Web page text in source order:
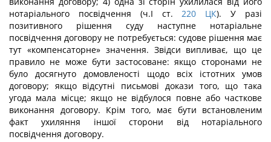
нотаріального посвідчення (ч.І ст. 220 ЦК). У разі
позитивного рішення суду наступне нотаріальне
посвідчення договору не потребується: судове рішення має
тут «компенсаторне» значення. Звідси випливає, що це
правило не може бути застосоване: якщо сторонами не
було досягнуто домовленості щодо всіх істотних умов
договору; якщо відсутні письмові докази того, що така
угода мала місце; якщо не відбулося повне або часткове
виконання договору. Крім того, має бути встановленим
факт ухиляння іншої сторони від нотаріального
посвідчення договору.